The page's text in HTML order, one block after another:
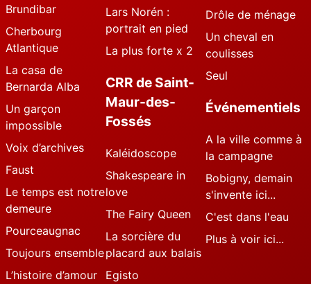
Brundibar
Cherbourg
Atlantique
La casa de
Bernarda Alba
Un garçon
impossible
Voix d’archives
Faust
Le temps est notre
demeure
Pourceaugnac
Toujours ensemble
L’histoire d’amour
Lars Norén :
portrait en pied
La plus forte x 2
CRR de Saint-
Maur-des-
Fossés
Kaléidoscope
Shakespeare in
love
The Fairy Queen
La sorcière du
placard aux balais
Egisto
Drôle de ménage
Un cheval en
coulisses
Seul
Événementiels
A la ville comme à
la campagne
Bobigny, demain
s'invente ici...
C'est dans l'eau
Plus à voir ici...